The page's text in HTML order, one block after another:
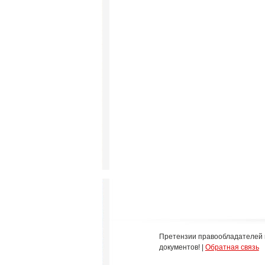
Претензии
документов! | Обратная связь